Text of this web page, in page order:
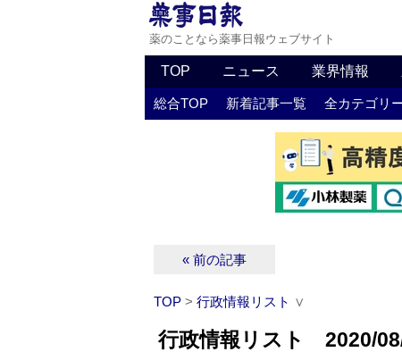
薬のことなら薬事日報ウェブサイト
TOP ニュース 業界情報
総合TOP 新着記事一覧 全カテゴリ
« 前の記事
TOP > 行政情報リスト ∨
行政情報リスト 2020/